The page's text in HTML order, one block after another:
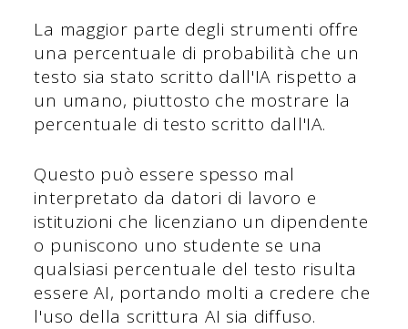
La maggior parte degli strumenti offre
una percentuale di probabilità che un
testo sia stato scritto dall'IA rispetto a
un umano, piuttosto che mostrare la
percentuale di testo scritto dall'IA.
Questo può essere spesso mal
interpretato da datori di lavoro e
istituzioni che licenziano un dipendente
o puniscono uno studente se una
qualsiasi percentuale del testo risulta
essere AI, portando molti a credere che
l'uso della scrittura AI sia diffuso.